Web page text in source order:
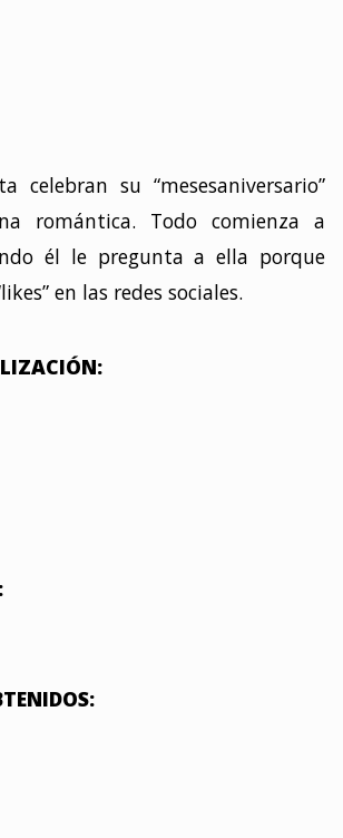
celebran su “mesesaniversario”
romántica. Todo comienza a
él le pregunta a ella porque
en las redes sociales.